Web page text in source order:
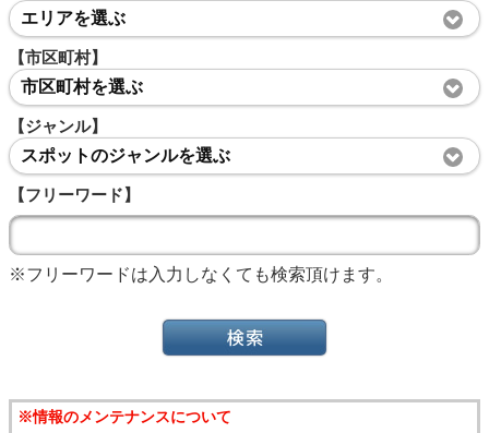
エリアを選ぶ
【市区町村】
市区町村を選ぶ
【ジャンル】
スポットのジャンルを選ぶ
【フリーワード】
※フリーワードは入力しなくても検索頂けます。
※情報のメンテナンスについて